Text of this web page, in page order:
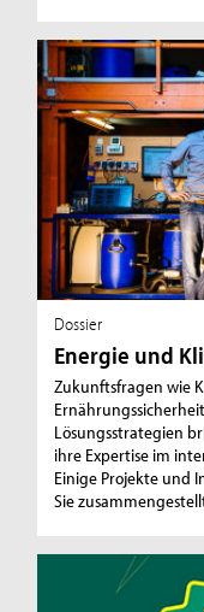
Dossier
Energie und
Zukunftsfragen wie
Lösungsstrategien
ihre Expertise im
Einige Projekte und
Sie